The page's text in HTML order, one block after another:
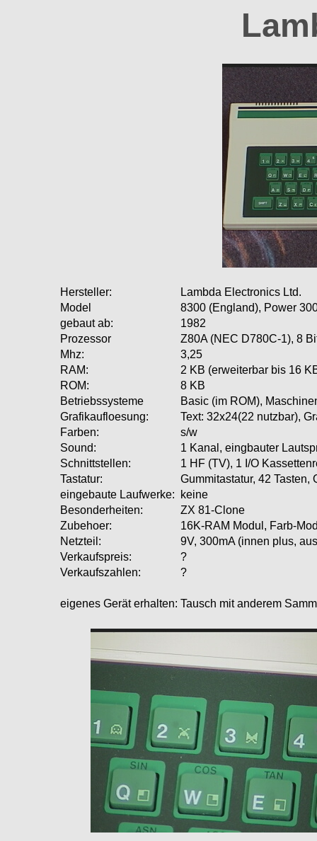
Hersteller:
Lambda Electronics Ltd.
Model
8300 (England), Power
gebaut ab:
1982
Prozessor
Z80A (NEC D780C-1), 8
Mhz:
3,25
RAM:
2 KB (erweiterbar bis 16
ROM:
8 KB
Betriebssysteme
Basic (im ROM),
Grafikaufloesung:
Text: 32x24(22 nutzbar),
Farben:
s/w
Sound:
1 Kanal, eingbauter
Schnittstellen:
1 HF (TV), 1 I/O
Tastatur:
Gummitastatur, 42 Tasten,
eingebaute Laufwerke:
keine
Besonderheiten:
ZX 81-Clone
Zubehoer:
16K-RAM Modul, Farb-
Netzteil:
9V, 300mA (innen plus,
Verkaufspreis:
?
Verkaufszahlen:
?
eigenes Gerät erhalten: Tausch mit anderem